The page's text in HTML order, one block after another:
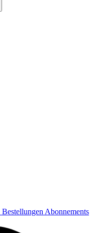
Bestellungen Abonnements